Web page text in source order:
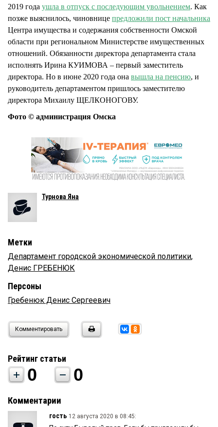
2019 года ушла в отпуск с последующим увольнением. Как
позже выяснилось, чиновнице предложили пост начальника
Центра имущества и содержания собственности Омской
области при региональном Министерстве имущественных
отношений. Обязанности директора департамента стала
исполнять Ирина КУИМОВА – первый заместитель
директора. Но в июне 2020 года она вышла на пенсию, и
руководитель департаментом пришлось заместителю
директора Михаилу ЩЕЛКОНОГОВУ.
Фото © администрация Омска
Турнова Яна
Метки
Департамент городской экономической политики,
Денис ГРЕБЕНЮК
Персоны
Гребенюк Денис Сергеевич
Комментировать
Рейтинг статьи
0 0
Комментарии
гость 12 августа 2020 в 08:45: